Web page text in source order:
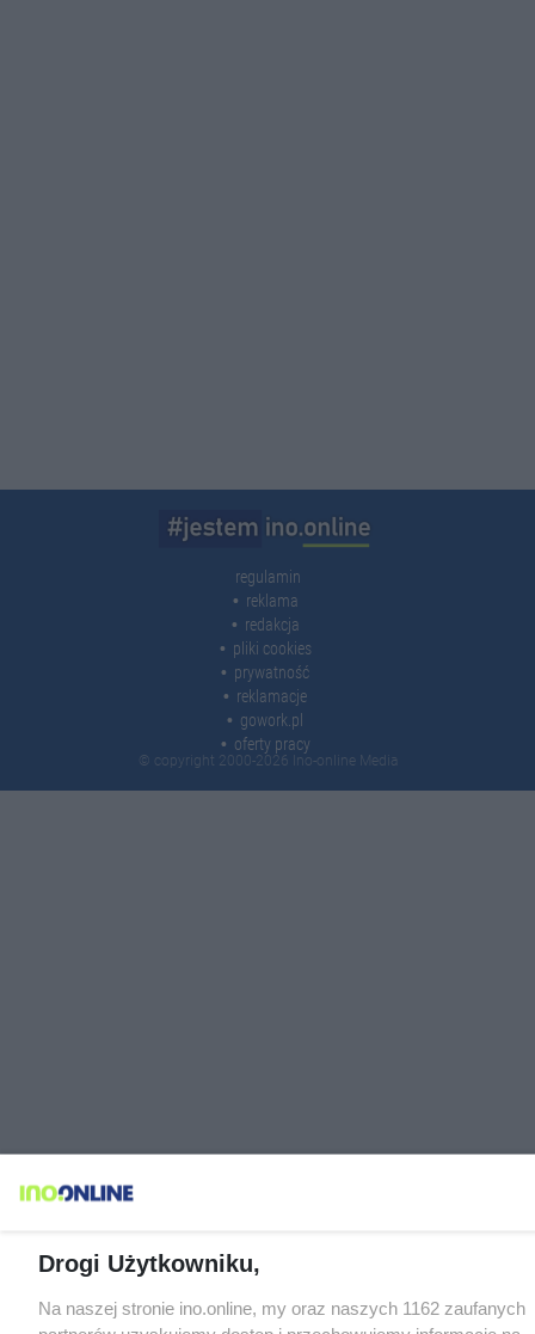
regulamin
reklama
redakcja
pliki cookies
prywatność
reklamacje
gowork.pl
oferty pracy
© copyright 2000-2026 Ino-online Media
Drogi Użytkowniku,
Na naszej stronie ino.online, my oraz naszych 1162 zaufanych